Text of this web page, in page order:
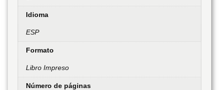
Idioma
ESP
Formato
Libro Impreso
Número de páginas